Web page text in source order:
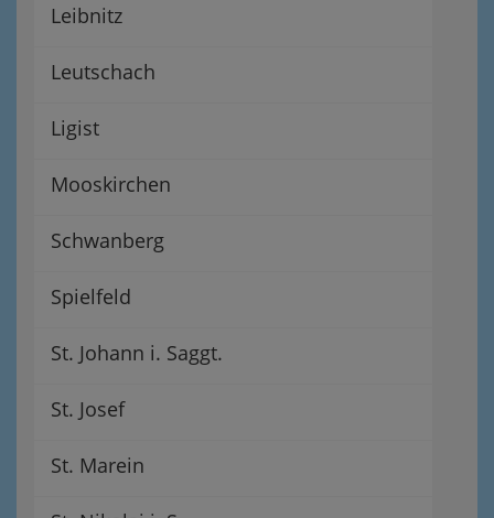
Leibnitz
Leutschach
Ligist
Mooskirchen
Schwanberg
Spielfeld
St. Johann i. Saggt.
St. Josef
St. Marein